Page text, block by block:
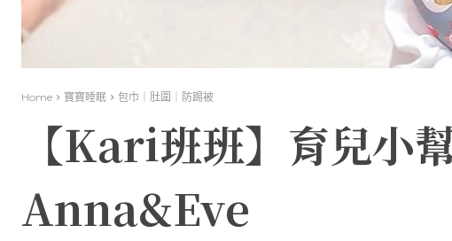
Home 寶寶睡眠 包巾｜肚圍｜防踢被
【Kari班班】育兒小
Anna&Eve